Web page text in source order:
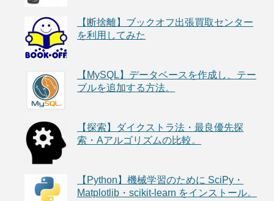
【断捨離】ブックオフ出張買取センター
を利用してみた
【MySQL】データベースを作成し、テー
ブルを追加する方法。
【探索】ダイクストラ法・最良優先探
索・Aアルゴリズムの比較。
【Python】機械学習のために SciPy・
Matplotlib・scikit-learn をインストール。